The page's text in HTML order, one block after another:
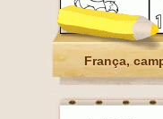
França,